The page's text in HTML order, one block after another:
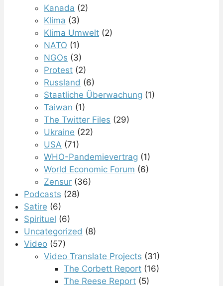
Kanada (2)
Klima (3)
Klima Umwelt (2)
NATO (1)
NGOs (3)
Protest (2)
Russland (6)
Staatliche Überwachung (1)
Taiwan (1)
The Twitter Files (29)
Ukraine (22)
USA (71)
WHO-Pandemievertrag (1)
World Economic Forum (6)
Zensur (36)
Podcasts (28)
Satire (6)
Spirituel (6)
Uncategorized (8)
Video (57)
Video Translate Projects (31)
The Corbett Report (16)
The Reese Report (5)